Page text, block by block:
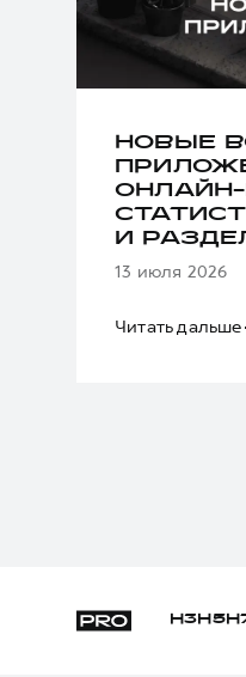
НОВЫЕ
И
13 июля 2026
Читать дальше
H3 H5